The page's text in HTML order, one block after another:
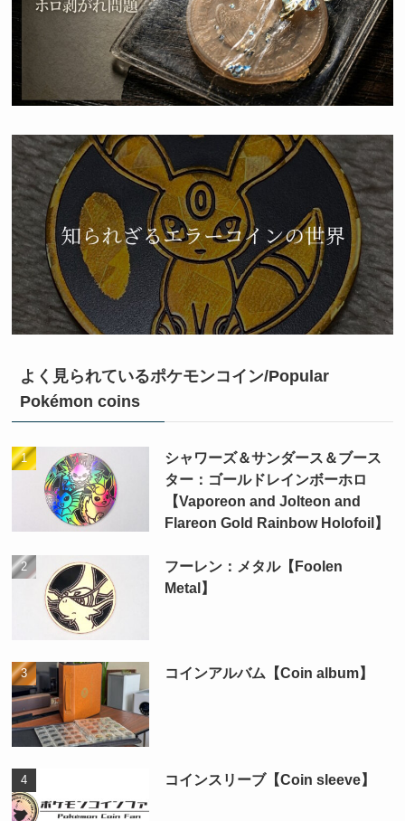
よく見られているポケモンコイン/Popular
Pokémon coins
シャワーズ＆サンダース＆ブース
ター：ゴールドレインボーホロ
【Vaporeon and Jolteon and
Flareon Gold Rainbow Holofoil】
フーレン：メタル【Foolen
Metal】
コインアルバム【Coin album】
コインスリーブ【Coin sleeve】